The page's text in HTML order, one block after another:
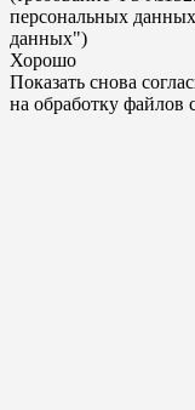
персональных
данных")
Хорошо
Показать снова
на обработку файлов